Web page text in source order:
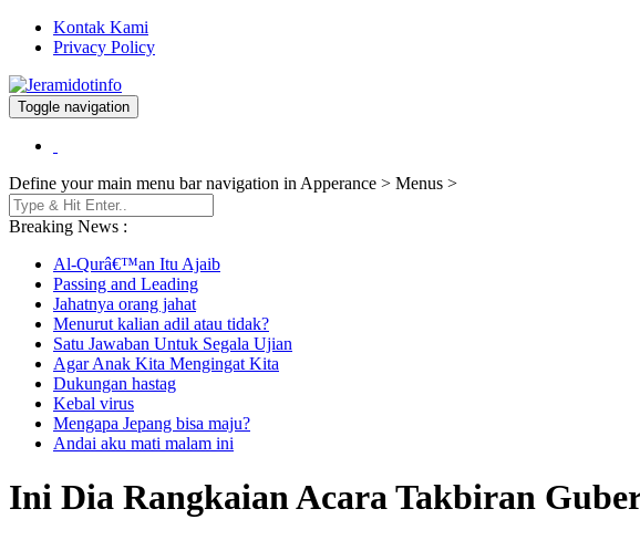
Kontak Kami
Privacy Policy
Jeramidotinfo
Berita dan Informasi Terkini
Toggle navigation
Define your main menu bar navigation in Apperance > Menus >
Breaking News :
Al-Qurâ€™an Itu Ajaib
Passing and Leading
Jahatnya orang jahat
Menurut kalian adil atau tidak?
Satu Jawaban Untuk Segala Ujian
Agar Anak Kita Mengingat Kita
Dukungan hastag
Kebal virus
Mengapa Jepang bisa maju?
Andai aku mati malam ini
Ini Dia Rangkaian Acara Takbiran